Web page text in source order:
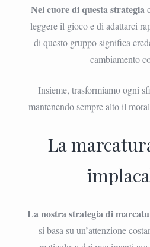
Nel cuore di questa strategia
leggere il gioco e di adattarci
di questo gruppo significa
cambiamento
Insieme, trasformiamo ogni
mantenendo sempre alto il
La
La nostra strategia di
si basa su un’attenzione